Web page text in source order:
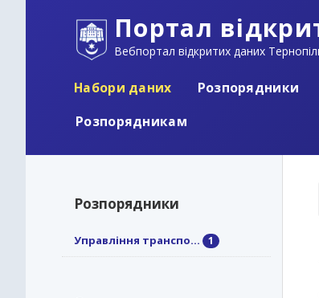
Портал
Вебпортал відкритих даних
Набори даних Розпорядники
Розпорядникам
Розпорядники
Управління транспо... 1